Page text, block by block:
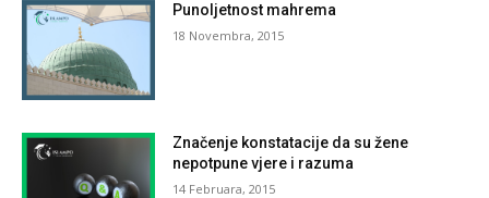
Punoljetnost mahrema
18 Novembra, 2015
Značenje konstatacije da su žene
nepotpune vjere i razuma
14 Februara, 2015